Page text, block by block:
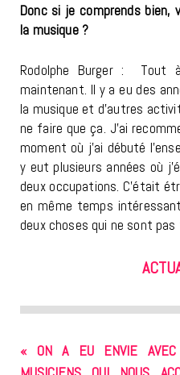
Donc si je comprends
la musique ?
Rodolphe Burger : Tout
maintenant. Il y a eu des
la musique et d’autres
ne faire que ça. J’ai
moment où j’ai débuté
y eut plusieurs années où
deux occupations. C’était
en même temps
deux choses qui ne sont
« ON A EU ENVIE AVEC